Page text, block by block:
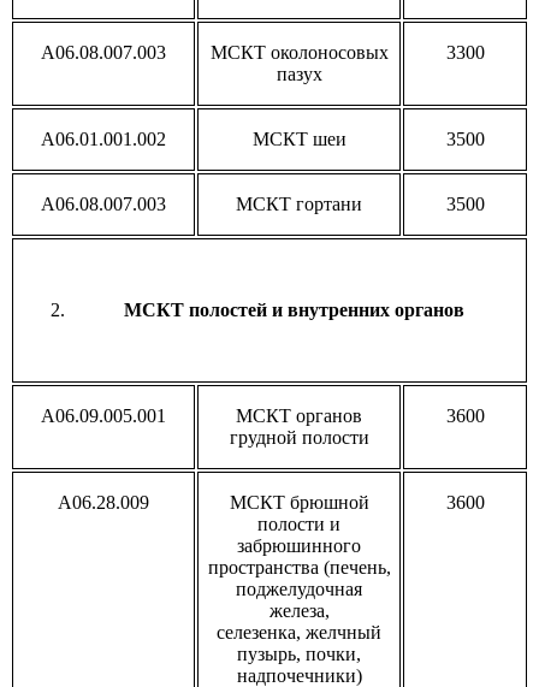
A06.08.007.003
МСКТ околоносовых
пазух
3300
A06.01.001.002 МСКТ шеи 3500
A06.08.007.003 МСКТ гортани 3500
МСКТ полостей и внутренних органов
A06.09.005.001
МСКТ органов
грудной полости
3600
A06.28.009
МСКТ брюшной
полости и
забрюшинного
пространства (печень,
поджелудочная
железа,
селезенка, желчный
пузырь, почки,
надпочечники)
3600